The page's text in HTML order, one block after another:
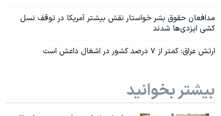
مدافعان حقوق بشر خواستار نقش بیشتر آمریکا در توقف نسل
کشی ایزدی‌ها شدند
ارتش عراق: کمتر از ۷ درصد کشور در اشغال داعش است
بیشتر بخوانید